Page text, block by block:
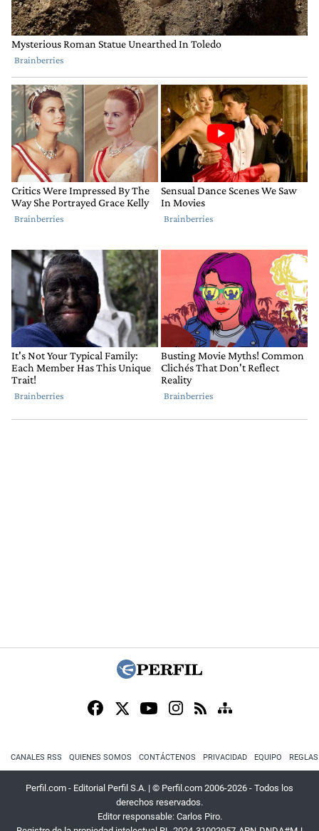
CANALES RSS QUIENES SOMOS CONTÁCTENOS PRIVACIDAD EQUIPO
Perfil.com - Editorial Perfil S.A. | © Perfil.com 2006-2026 - Todos los
derechos reservados.
Editor responsable: Carlos Piro.